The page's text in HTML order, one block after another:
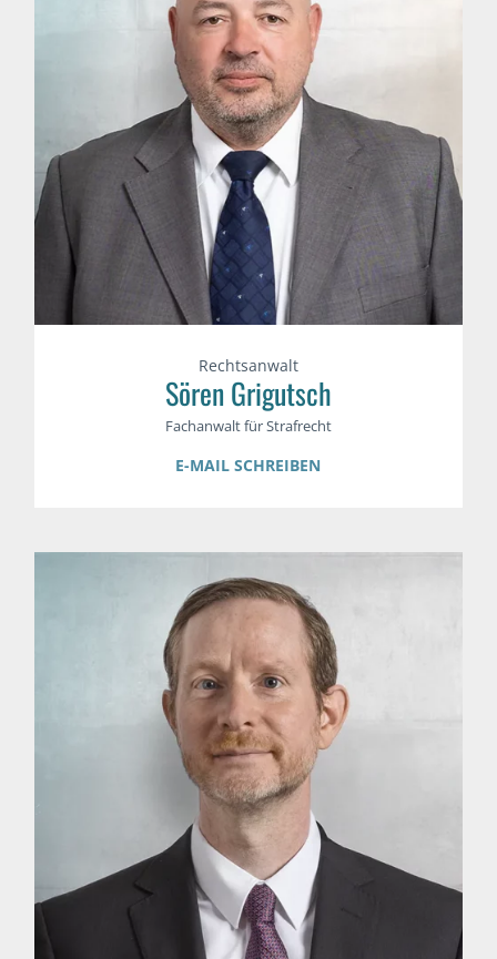
Rechtsanwalt
Sören Grigutsch
Fachanwalt für Strafrecht
E-MAIL SCHREIBEN